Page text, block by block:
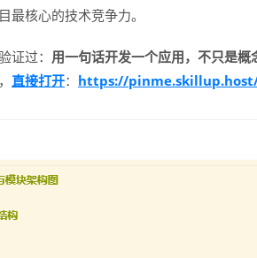
最核心的技术竞争力。
证过： 用一句话开发一个应用，不只是
直接打开： https://